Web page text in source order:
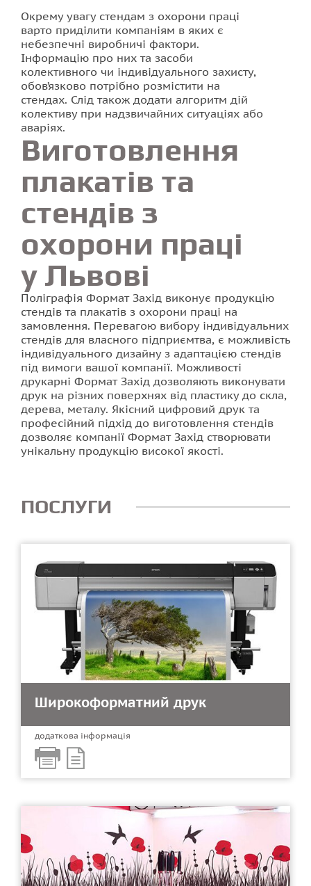
Окрему увагу стендам з охорони праці
варто приділити компаніям в яких є
небезпечні виробничі фактори.
Інформацію про них та засоби
колективного чи індивідуального захисту,
обов’язково потрібно розмістити на
стендах. Слід також додати алгоритм дій
колективу при надзвичайних ситуаціях або
аваріях.
Виготовлення
плакатів та
стендів з
охорони праці
у Львові
Поліграфія Формат Захід виконує продукцію
стендів та плакатів з охорони праці на
замовлення. Перевагою вибору індивідуальних
стендів для власного підприємтва, є можливість
індивідуального дизайну з адаптацією стендів
під вимоги вашої компанії. Можливості
друкарні Формат Захід дозволяють виконувати
друк на різних поверхнях від пластику до скла,
дерева, металу. Якісний цифровий друк та
професійний підхід до виготовлення стендів
дозволяє компанії Формат Захід створювати
унікальну продукцію високої якості.
ПОСЛУГИ
Широкоформатний друк
додаткова інформація